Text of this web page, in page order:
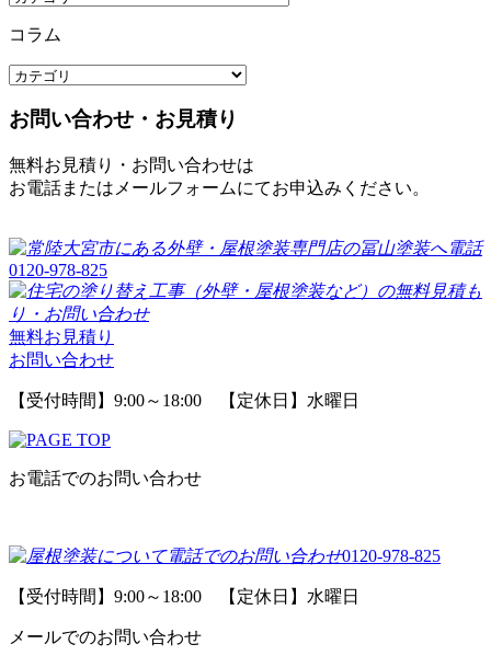
コラム
お問い合わせ・お見積り
無料お見積り・お問い合わせは
お電話またはメールフォームにてお申込みください。
0120-978-825
無料お見積り
お問い合わせ
【受付時間】9:00～18:00 【定休日】水曜日
お電話でのお問い合わせ
0120-978-825
【受付時間】9:00～18:00 【定休日】水曜日
メールでのお問い合わせ